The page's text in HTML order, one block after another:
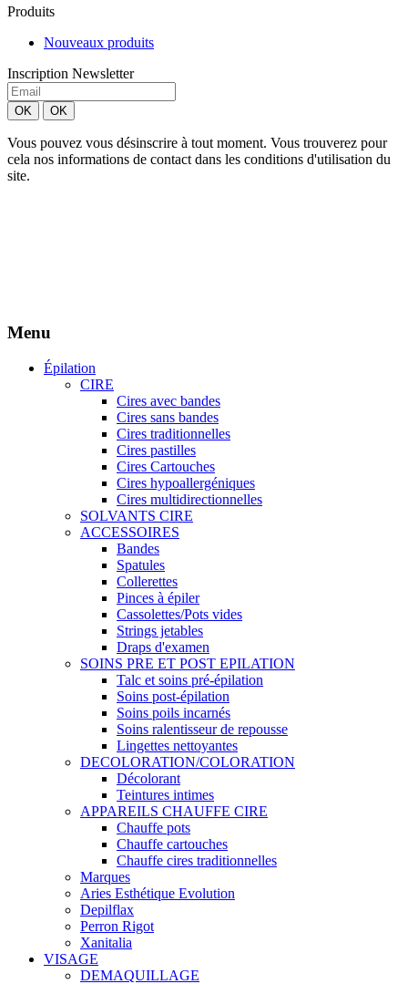
Produits
Nouveaux produits
Inscription Newsletter
Vous pouvez vous désinscrire à tout moment. Vous trouverez pour
cela nos informations de contact dans les conditions d'utilisation du
site.
Menu
Épilation
CIRE
Cires avec bandes
Cires sans bandes
Cires traditionnelles
Cires pastilles
Cires Cartouches
Cires hypoallergéniques
Cires multidirectionnelles
SOLVANTS CIRE
ACCESSOIRES
Bandes
Spatules
Collerettes
Pinces à épiler
Cassolettes/Pots vides
Strings jetables
Draps d'examen
SOINS PRE ET POST EPILATION
Talc et soins pré-épilation
Soins post-épilation
Soins poils incarnés
Soins ralentisseur de repousse
Lingettes nettoyantes
DECOLORATION/COLORATION
Décolorant
Teintures intimes
APPAREILS CHAUFFE CIRE
Chauffe pots
Chauffe cartouches
Chauffe cires traditionnelles
Marques
Aries Esthétique Evolution
Depilflax
Perron Rigot
Xanitalia
VISAGE
DEMAQUILLAGE